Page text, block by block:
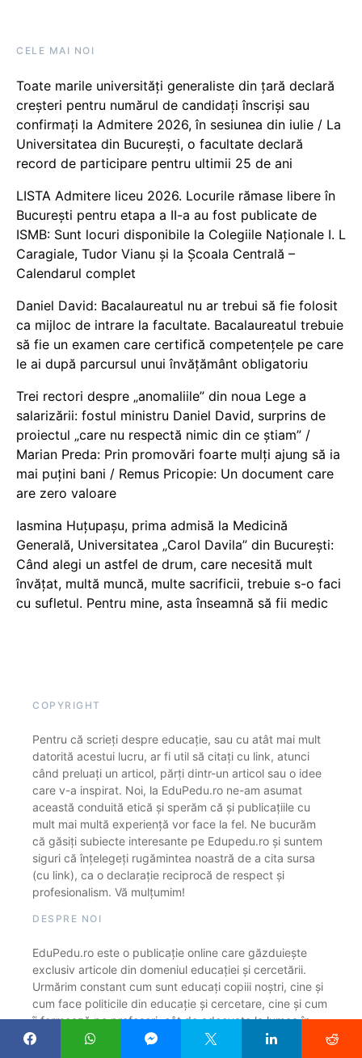
CELE MAI NOI
Toate marile universități generaliste din țară declară
creșteri pentru numărul de candidați înscriși sau
confirmați la Admitere 2026, în sesiunea din iulie / La
Universitatea din București, o facultate declară
record de participare pentru ultimii 25 de ani
LISTA Admitere liceu 2026. Locurile rămase libere în
București pentru etapa a II-a au fost publicate de
ISMB: Sunt locuri disponibile la Colegiile Naționale I. L
Caragiale, Tudor Vianu și la Școala Centrală –
Calendarul complet
Daniel David: Bacalaureatul nu ar trebui să fie folosit
ca mijloc de intrare la facultate. Bacalaureatul trebuie
să fie un examen care certifică competențele pe care
le ai după parcursul unui învățământ obligatoriu
Trei rectori despre „anomaliile” din noua Lege a
salarizării: fostul ministru Daniel David, surprins de
proiectul „care nu respectă nimic din ce știam” /
Marian Preda: Prin promovări foarte mulți ajung să ia
mai puțini bani / Remus Pricopie: Un document care
are zero valoare
Iasmina Huțupașu, prima admisă la Medicină
Generală, Universitatea „Carol Davila” din București:
Când alegi un astfel de drum, care necesită mult
învățat, multă muncă, multe sacrificii, trebuie s-o faci
cu sufletul. Pentru mine, asta înseamnă să fii medic
COPYRIGHT
Pentru că scrieți despre educație, sau cu atât mai mult
datorită acestui lucru, ar fi util să citați cu link, atunci
când preluați un articol, părți dintr-un articol sau o idee
care v-a inspirat. Noi, la EduPedu.ro ne-am asumat
această conduită etică și sperăm că și publicațiile cu
mult mai multă experiență vor face la fel. Ne bucurăm
că găsiți subiecte interesante pe Edupedu.ro și suntem
siguri că înțelegeți rugămintea noastră de a cita sursa
(cu link), ca o declarație reciprocă de respect și
profesionalism. Vă mulțumim!
DESPRE NOI
EduPedu.ro este o publicație online care găzduiește
exclusiv articole din domeniul educației și cercetării.
Urmărim constant cum sunt educați copiii noștri, cine și
cum face politicile din educație și cercetare, cine și cum
îi formează pe profesori, cât de adecvate la lumea în
care trăim sunt sistemele de educație și cercetare.